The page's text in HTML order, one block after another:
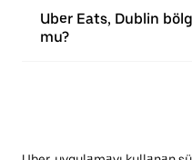
Uber Eats, Dublin
mu?